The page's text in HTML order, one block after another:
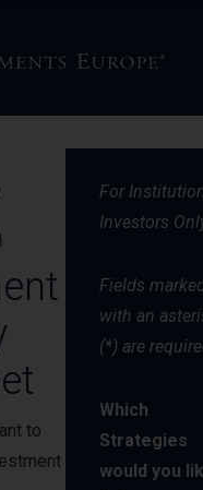
to
For
Investors
Fields
with an
(*) are
Which
Strategies
would you